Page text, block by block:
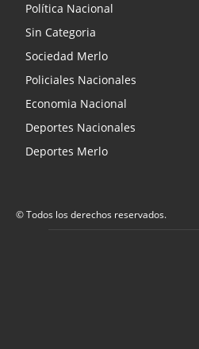
Política Nacional
Sin Categoria
Sociedad Merlo
Policiales Nacionales
Economia Nacional
Deportes Nacionales
Deportes Merlo
© Todos los derechos reservados.